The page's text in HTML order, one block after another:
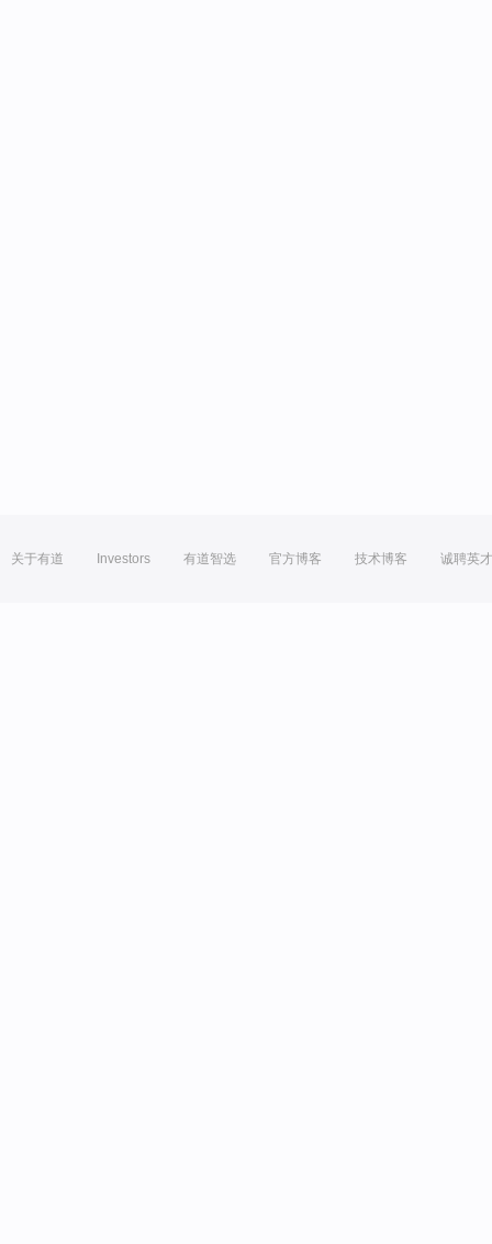
关于有道 Investors 有道智选 官方博客 技术博客 诚聘英才